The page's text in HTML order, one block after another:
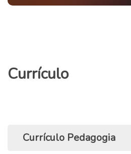
Currículo
Currículo Pedagogia